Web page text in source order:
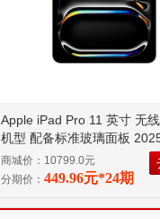
Apple iPad Pro 11 英寸 无
机型 配备标准玻璃面板
256GB 银色 MDWL4CH/A
M5 芯片 配备标准玻璃面板
商城价：10799.0元
分期价： 449.96元*24期